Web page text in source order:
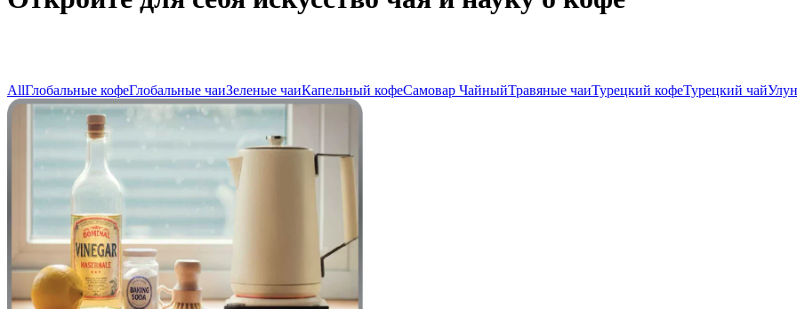
AllГлобальные кофеГлобальные чаиЗеленые чаиКапельный кофеСамовар ЧайныйТравяные чаиТурецкий кофеТурецкий чай